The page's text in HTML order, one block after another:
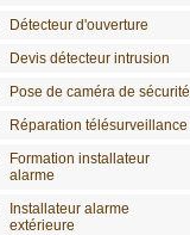
Détecteur d'ouverture
Devis détecteur intrusion
Pose de caméra de sécurité
Réparation télésurveillance
Formation installateur
alarme
Installateur alarme
extérieure